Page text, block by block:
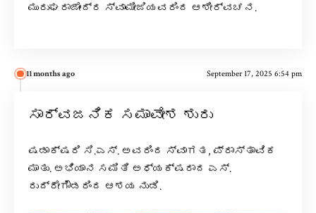
ಮುರುಘರಾಜೇಂದ್ರ ಸ್ವಾಮೀಜಿಯವರಿಂದ ಆಶೀರ್ವಚನ.
11 months ago September 17, 2025 6:54 pm
ಸಾರ್ವಜನಿಕ ಸಮಾವೇಶ ಶುರು
ಷಡಾಕ್ಷರಿ ಸಿ.ಎಸ್. ಅವರಿಂದ ಸ್ವಾಗತ, ಪ್ರಾಸ್ತಾವಿಕ
ಮಾತು. ಅಭಿಯಾನ ಸಮಿತಿ ಅಧ್ಯಕ್ಷರಾದ ಎಸ್.
ರುದ್ರೇಗೌಡರಿಂದ ಆಶಯ ನುಡಿ.